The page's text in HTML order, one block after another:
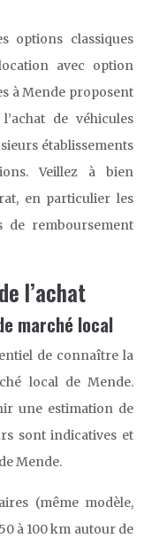
options classiques
avec option
à Mende proposent
de véhicules
établissements
Veillez à bien
en particulier les
de remboursement
l’achat
marché local
de connaître la
local de Mende.
une estimation de
sont indicatives et
Mende.
(même modèle,
à 100 km autour de